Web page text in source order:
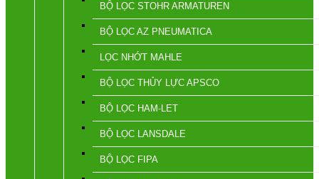
BỘ LỌC STOHR ARMATUREN
BỘ LỌC AZ PNEUMATICA
LỌC NHỚT MAHLE
BỘ LỌC THỦY LỰC APSCO
BỘ LỌC HAM-LET
BỘ LỌC LANSDALE
BỘ LỌC FIPA